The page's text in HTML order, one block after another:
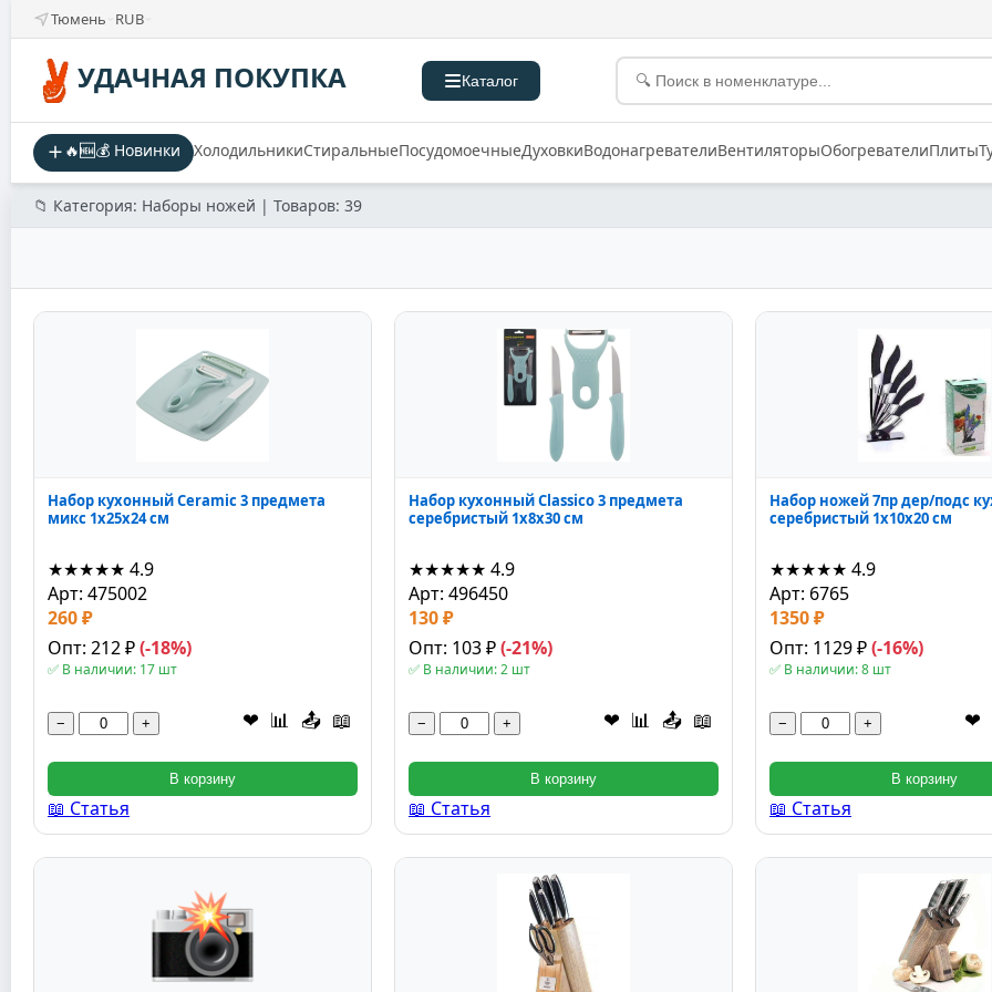
Тюмень RUB
УДАЧНАЯ ПОКУПКА Каталог
🔥🆕💰 Новинки ХолодильникиСтиральныеПосудомоечныеДуховкиВодонагревателиВентиляторыОбогревателиПлиты
📁 Категория: Наборы ножей | Товаров: 39
Набор кухонный Ceramic 3 предмета
микс 1x25x24 см
★★★★★ 4.9
Арт: 475002
260 ₽
Опт: 212 ₽(-18%)
✅ В наличии: 17 шт
− + ❤ 📊 📤 📖
В корзину
📖 Статья
Набор кухонный Classico 3 предмета
серебристый 1x8x30 см
★★★★★ 4.9
Арт: 496450
130 ₽
Опт: 103 ₽(-21%)
✅ В наличии: 2 шт
− + ❤ 📊 📤 📖
В корзину
📖 Статья
Набор ножей 7пр дер/подс
серебристый 1x10x20 см
★★★★★ 4.9
Арт: 6765
1350 ₽
Опт: 1129 ₽(-16%)
✅ В наличии: 8 шт
− + ❤
В корзину
📖 Статья